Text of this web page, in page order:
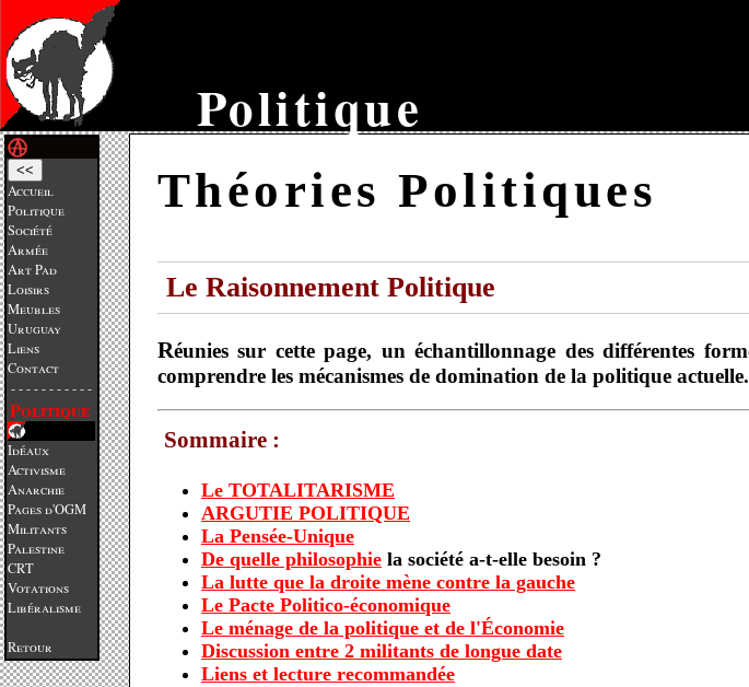
Politique
Théories Politiques
Le Raisonnement Politique
Réunies sur cette page, un échantillonnage des différentes formes que prend le discours politique et par l'analyse de ce qui a été écrit,
comprendre les mécanismes de domination de la politique actuelle.
Sommaire :
Le TOTALITARISME
ARGUTIE POLITIQUE
La Pensée-Unique
De quelle philosophie la société a-t-elle besoin ?
La lutte que la droite mène contre la gauche
Le Pacte Politico-économique
Le ménage de la politique et de l'Économie
Discussion entre 2 militants de longue date
Liens et lecture recommandée
<<
Accueil
Politique
Société
Armée
Art Pad
Loisirs
Meubles
Uruguay
Liens
Contact
- - - - - - - - - - -
Politique
Idéaux
Activisme
Anarchie
Pages d'OGM
Militants
Palestine
CRT
Votations
Libéralisme
Retour